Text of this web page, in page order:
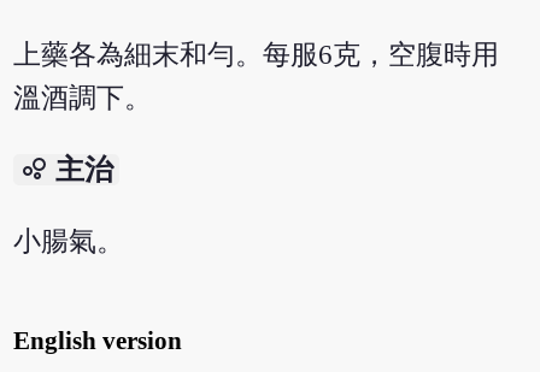
上藥各為細末和勻。每服6克，空腹時用
溫酒調下。
bubble_chart 主治
小腸氣。
English version